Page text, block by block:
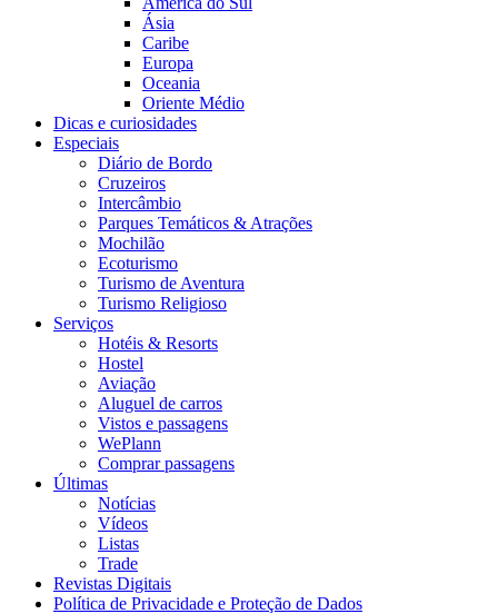
Ásia
Caribe
Europa
Oceania
Oriente Médio
Dicas e curiosidades
Especiais
Diário de Bordo
Cruzeiros
Intercâmbio
Parques Temáticos & Atrações
Mochilão
Ecoturismo
Turismo de Aventura
Turismo Religioso
Serviços
Hotéis & Resorts
Hostel
Aviação
Aluguel de carros
Vistos e passagens
WePlann
Comprar passagens
Últimas
Notícias
Vídeos
Listas
Trade
Revistas Digitais
Política de Privacidade e Proteção de Dados